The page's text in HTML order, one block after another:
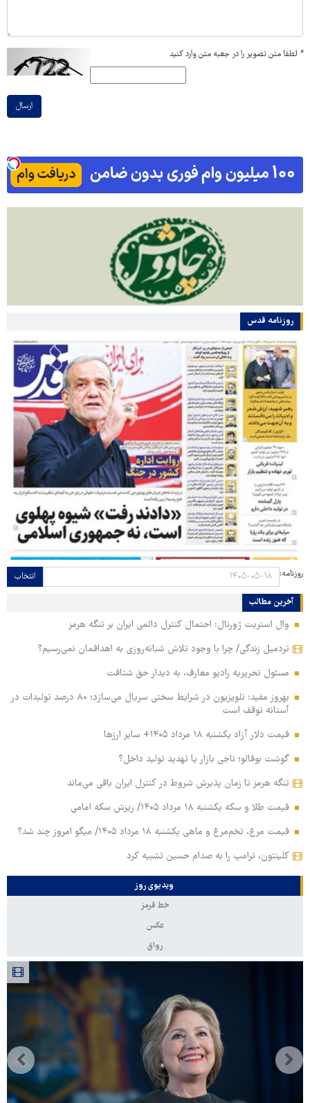
* لطفا متن تصویر را در جعبه متن وارد کنید
ارسال
روزنامه قدس
روزنامه: انتخاب
آخرین مطالب
وال استریت ژورنال: احتمال کنترل دائمی ایران بر تنگه هرمز
تردمیل زندگی/ چرا با وجود تلاش شبانه‌روزی به اهدافمان نمی‌رسیم؟
مسئول تحریریه رادیو معارف، به دیدار حق شتافت
بهروز مفید: تلویزیون در شرایط سختی سریال می‌سازد؛ ۸۰ درصد تولیدات در
آستانه توقف است
قیمت دلار آزاد یکشنبه ۱۸ مرداد ۱۴۰۵+ سایر ارزها
گوشت بوفالو؛ ناجی بازار یا تهدید تولید داخل؟
تنگه هرمز تا زمان پذیرش شروط در کنترل ایران باقی می‌ماند
قیمت طلا و سکه یکشنبه ۱۸ مرداد ۱۴۰۵/ ریزش سکه امامی
قیمت مرغ، تخم‌مرغ و ماهی یکشنبه ۱۸ مرداد ۱۴۰۵/ میگو امروز چند شد؟
کلینتون، ترامپ را به صدام حسین تشبیه کرد
ویدیوی روز
خط قرمز
عکس
رواق